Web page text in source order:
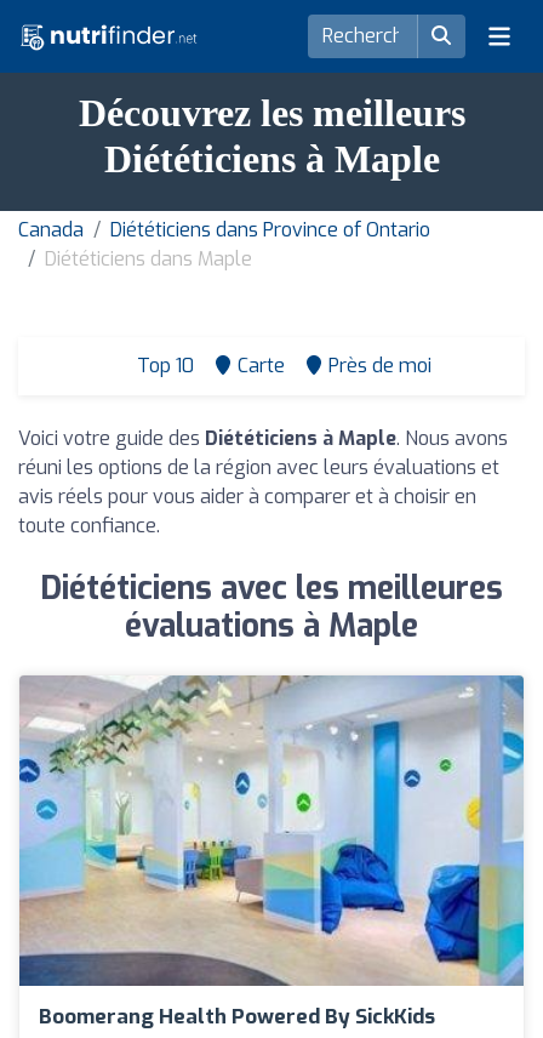
Découvrez les meilleurs
Diététiciens à Maple
Canada
Diététiciens dans Province of Ontario
Diététiciens dans Maple
Top 10 Carte Près de moi
Voici votre guide des Diététiciens à Maple. Nous avons
réuni les options de la région avec leurs évaluations et
avis réels pour vous aider à comparer et à choisir en
toute confiance.
Diététiciens avec les meilleures
évaluations à Maple
Boomerang Health Powered By SickKids